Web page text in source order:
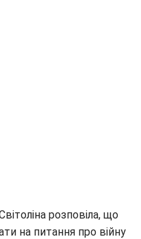
розповіла, що
на питання про війну